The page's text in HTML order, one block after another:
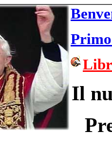
Il